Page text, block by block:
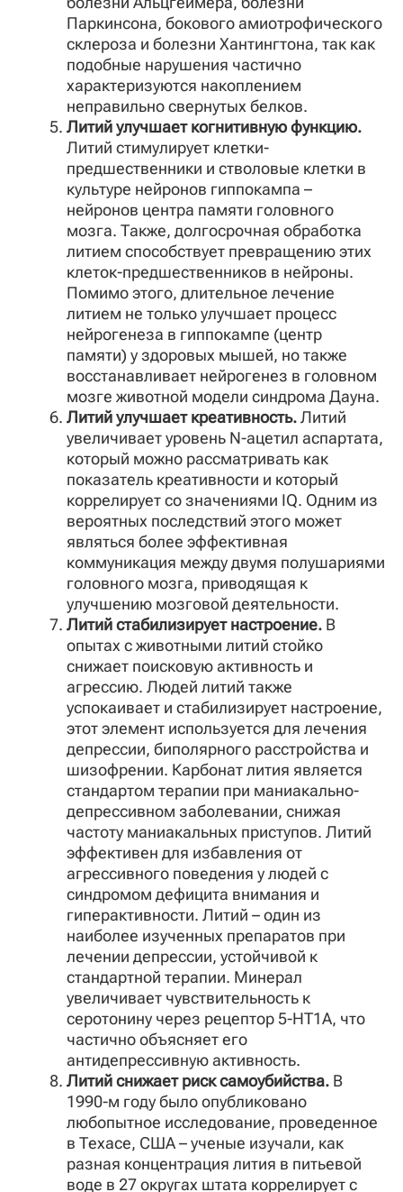
Паркинсона, бокового амиотрофического
склероза и болезни Хантингтона, так как
подобные нарушения частично
характеризуются накоплением
неправильно свернутых белков.
Литий улучшает когнитивную функцию.
Литий стимулирует клетки-
предшественники и стволовые клетки в
культуре нейронов гиппокампа –
нейронов центра памяти головного
мозга. Также, долгосрочная обработка
литием способствует превращению этих
клеток-предшественников в нейроны.
Помимо этого, длительное лечение
литием не только улучшает процесс
нейрогенеза в гиппокампе (центр
памяти) у здоровых мышей, но также
восстанавливает нейрогенез в головном
мозге животной модели синдрома Дауна.
Литий улучшает креативность.Литий
увеличивает уровень N-ацетил аспартата,
который можно рассматривать как
показатель креативности и который
коррелирует со значениями IQ. Одним из
вероятных последствий этого может
являться более эффективная
коммуникация между двумя полушариями
головного мозга, приводящая к
улучшению мозговой деятельности.
Литий стабилизирует настроение. В
опытах с животными литий стойко
снижает поисковую активность и
агрессию. Людей литий также
успокаивает и стабилизирует настроение,
этот элемент используется для лечения
депрессии, биполярного расстройства и
шизофрении. Карбонат лития является
стандартом терапии при маниакально-
депрессивном заболевании, снижая
частоту маниакальных приступов. Литий
эффективен для избавления от
агрессивного поведения у людей с
синдромом дефицита внимания и
гиперактивности. Литий – один из
наиболее изученных препаратов при
лечении депрессии, устойчивой к
стандартной терапии. Минерал
увеличивает чувствительность к
серотонину через рецептор 5-HT1A, что
частично объясняет его
антидепрессивную активность.
Литий снижает риск самоубийства. В
1990-м году было опубликовано
любопытное исследование, проведенное
в Техасе, США – ученые изучали, как
разная концентрация лития в питьевой
воде в 27 округах штата коррелирует с